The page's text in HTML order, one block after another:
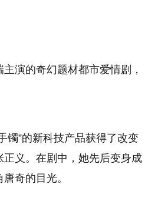
演的奇幻题材都市爱情剧，
镯”的新科技产品获得了改变
义。在剧中，她先后变身成
奇的目光。